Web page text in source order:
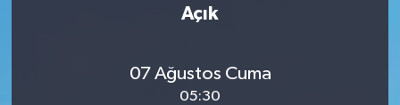
Açık
07 Ağustos Cuma
05:30